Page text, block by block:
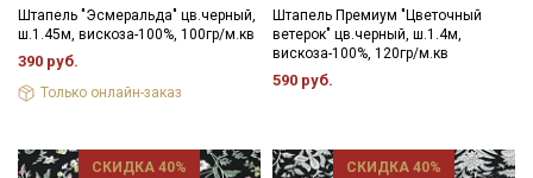
Штапель "Эсмеральда" цв.черный,
ш.1.45м, вискоза-100%, 100гр/м.кв
390 руб.
Только онлайн-заказ
Штапель Премиум "Цветочный
ветерок" цв.черный, ш.1.4м,
вискоза-100%, 120гр/м.кв
590 руб.
СКИДКА 40% СКИДКА 40%